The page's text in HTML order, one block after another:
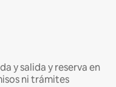
y salida y reserva en
ni trámites